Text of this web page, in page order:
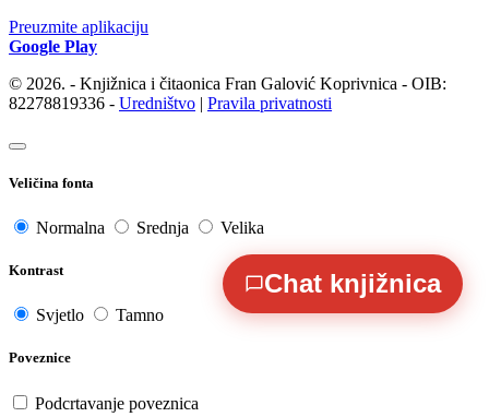
Preuzmite aplikaciju
Google Play
© 2026. - Knjižnica i čitaonica Fran Galović Koprivnica - OIB:
82278819336 - Uredništvo | Pravila privatnosti
Veličina fonta
Normalna Srednja Velika
Kontrast
Svjetlo Tamno
Poveznice
Podcrtavanje poveznica
Chat knjižnica